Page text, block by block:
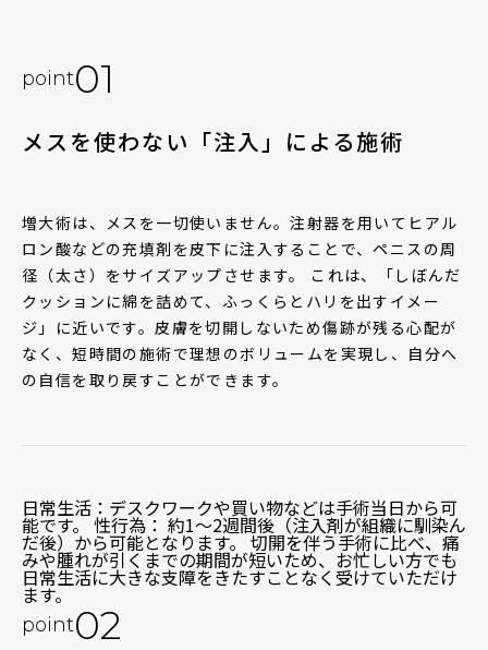
point01
メスを使わない「注入」による施術
増大術は、メスを一切使いません。注射器を用いてヒアル
ロン酸などの充填剤を皮下に注入することで、ペニスの周
径（太さ）をサイズアップさせます。 これは、「しぼんだ
クッションに綿を詰めて、ふっくらとハリを出すイメー
ジ」に近いです。皮膚を切開しないため傷跡が残る心配が
なく、短時間の施術で理想のボリュームを実現し、自分へ
の自信を取り戻すことができます。
point02
日常生活：デスクワークや買い物などは手術当日から可
能です。 性行為： 約1〜2週間後（注入剤が組織に馴染ん
だ後）から可能となります。 切開を伴う手術に比べ、痛
みや腫れが引くまでの期間が短いため、お忙しい方でも
日常生活に大きな支障をきたすことなく受けていただけ
ます。